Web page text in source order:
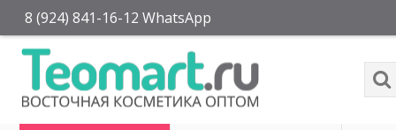
8 (924) 841-16-12 WhatsApp